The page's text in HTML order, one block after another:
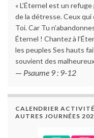
« L’Éternel est un
de la détresse. Ceux
Toi. Car Tu
Éternel ! Chantez à
les peuples Ses hauts
souvient des
— Psaume 9 : 9-12
CALENDRIER
AUTRES JOURNÉES